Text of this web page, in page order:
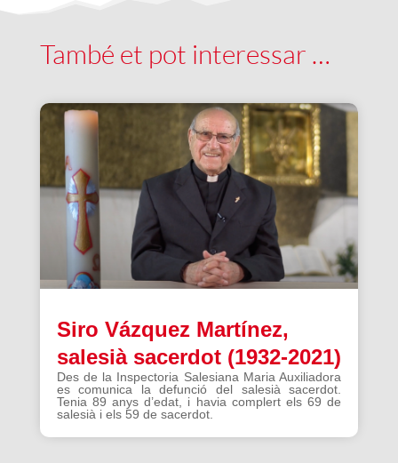
També et pot interessar …
Siro Vázquez Martínez,
salesià sacerdot (1932-2021)
Des de la Inspectoria Salesiana Maria Auxiliadora
es comunica la defunció del salesià sacerdot.
Tenia 89 anys d’edat, i havia complert els 69 de
salesià i els 59 de sacerdot.